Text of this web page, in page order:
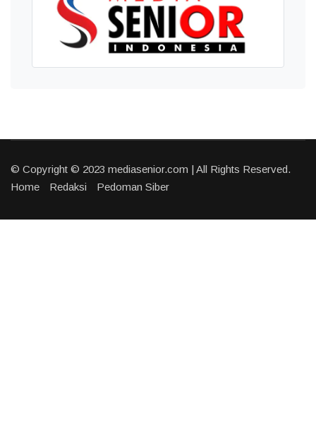
© Copyright © 2023 mediasenior.com | All Rights Reserved.
Home
Redaksi Pedoman Siber